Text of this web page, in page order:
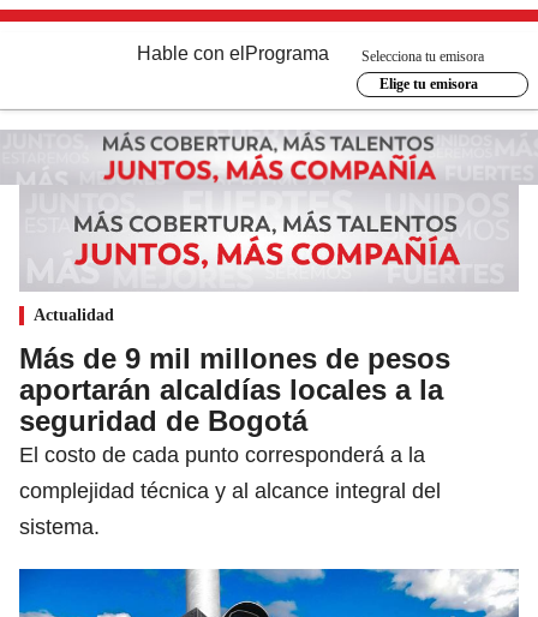
Hable con el Programa
Selecciona tu emisora
Elige tu emisora
Actualidad
Más de 9 mil millones de pesos
aportarán alcaldías locales a la
seguridad de Bogotá
El costo de cada punto corresponderá a la
complejidad técnica y al alcance integral del
sistema.